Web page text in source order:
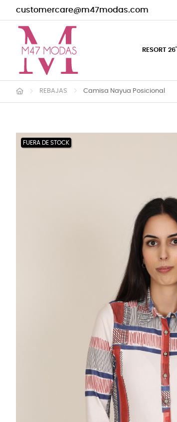
customercare@m47modas.com
RESORT 26'
REBAJAS Camisa Nayua Posicional
FUERA DE STOCK